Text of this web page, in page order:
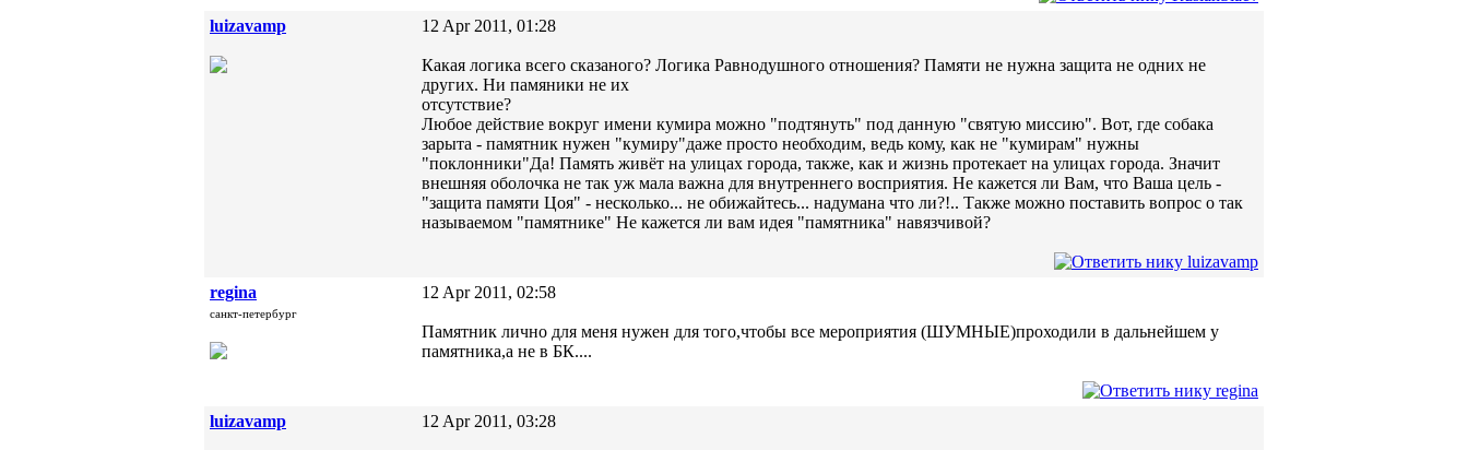
luizavamp 12 Apr 2011, 01:28
Какая логика всего сказаного? Логика Равнодушного отношения? Памяти не нужна защита не одних не
других. Ни памяники не их
отсутствие?
Любое действие вокруг имени кумира можно "подтянуть" под данную "святую миссию". Вот, где собака
зарыта - памятник нужен "кумиру"даже просто необходим, ведь кому, как не "кумирам" нужны
"поклонники"Да! Память живёт на улицах города, также, как и жизнь протекает на улицах города. Значит
внешняя оболочка не так уж мала важна для внутреннего восприятия. Не кажется ли Вам, что Ваша цель -
"защита памяти Цоя" - несколько... не обижайтесь... надумана что ли?!.. Также можно поставить вопрос о так
называемом "памятнике" Не кажется ли вам идея "памятника" навязчивой?
regina
санкт-петербург
12 Apr 2011, 02:58
Памятник лично для меня нужен для того,чтобы все мероприятия (ШУМНЫЕ)проходили в дальнейшем у
памятника,а не в БК....
luizavamp 12 Apr 2011, 03:28